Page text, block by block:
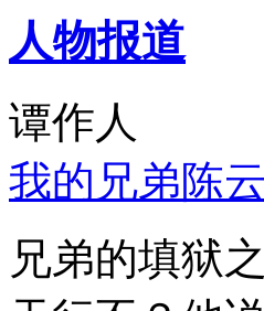
人物报道
谭作人
我的兄弟陈
兄弟的填狱